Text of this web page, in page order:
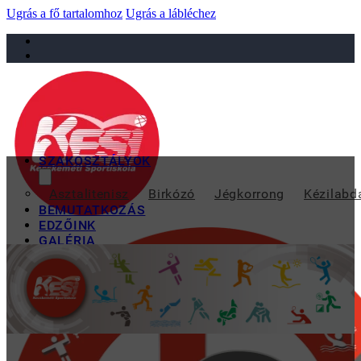
Ugrás a fő tartalomhoz Ugrás a lábléchez
sportiskola@juniorsportkft.hu
SZAKOSZTÁLYOK
Asztalitenisz Birkózó Jégkorrong
BEMUTATKOZÁS
EDZŐINK
GALÉRIA
TAO
KAPCSOLAT